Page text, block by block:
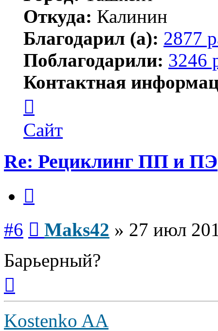
Откуда: Калинин
Благодарил (а): 2877
Поблагодарили: 3246
Контактная
пользователя
Maks42
Сайт
Re: Рециклинг ПП и ПЭ
#6 Maks42 » 27 июл
Барьерный?
началу
Kostenko AA